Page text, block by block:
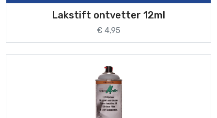
Lakstift ontvetter 12ml
€ 4,95